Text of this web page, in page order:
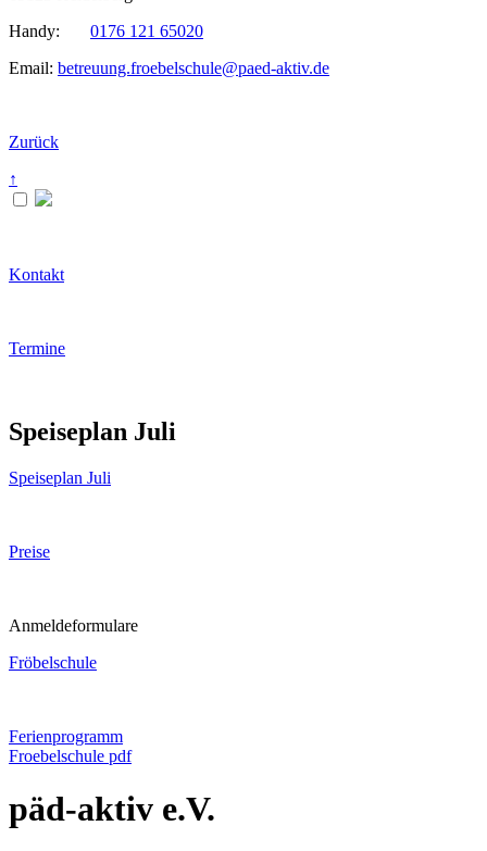
Handy: 0176 121 65020
Email: betreuung.froebelschule@paed-aktiv.de
Zurück
↑
Kontakt
Termine
Speiseplan Juli
Speiseplan Juli
Preise
Anmeldeformulare
Fröbelschule
Ferienprogramm
Froebelschule pdf
päd-aktiv e.V.